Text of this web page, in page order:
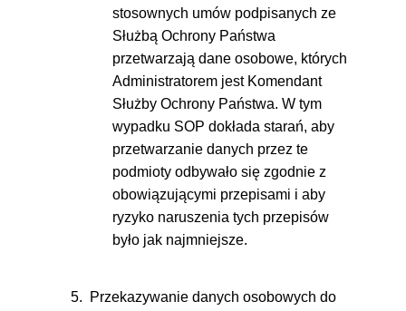
stosownych umów podpisanych ze
Służbą Ochrony Państwa
przetwarzają dane osobowe, których
Administratorem jest Komendant
Służby Ochrony Państwa. W tym
wypadku SOP dokłada starań, aby
przetwarzanie danych przez te
podmioty odbywało się zgodnie z
obowiązującymi przepisami i aby
ryzyko naruszenia tych przepisów
było jak najmniejsze.
5. Przekazywanie danych osobowych do